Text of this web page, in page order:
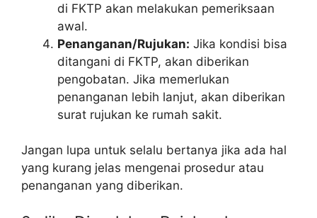
di FKTP akan melakukan pemeriksaan
awal.
Penanganan/Rujukan: Jika kondisi bisa
ditangani di FKTP, akan diberikan
pengobatan. Jika memerlukan
penanganan lebih lanjut, akan diberikan
surat rujukan ke rumah sakit.
Jangan lupa untuk selalu bertanya jika ada hal
yang kurang jelas mengenai prosedur atau
penanganan yang diberikan.